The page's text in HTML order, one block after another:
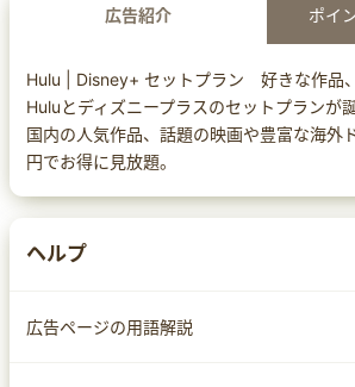
広告紹介 ポイ
Hulu | Disney+ セットプラン 好きな作品、
Huluとディズニープラスのセットプランが誕
国内の人気作品、話題の映画や豊富な海外
円でお得に見放題。
ヘルプ
広告ページの用語解説